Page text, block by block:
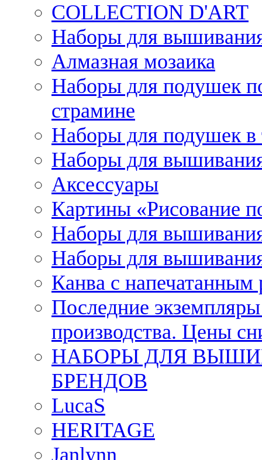
COLLECTION D'ART
Наборы для
Алмазная мозаика
Наборы для подушек
страмине
Наборы для подушек в
Наборы для
Аксессуары
Картины «Рисование
Наборы для
Наборы для
Канва с напечатанным
Последние
производства. Цены
НАБОРЫ ДЛЯ
БРЕНДОВ
LucaS
HERITAGE
Janlynn